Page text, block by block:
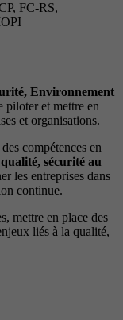
FC-RS,
Environnement
piloter et mettre en
et organisations.
compétences en
sécurité au
les entreprises dans
continue.
mettre en place des
liés à la qualité,